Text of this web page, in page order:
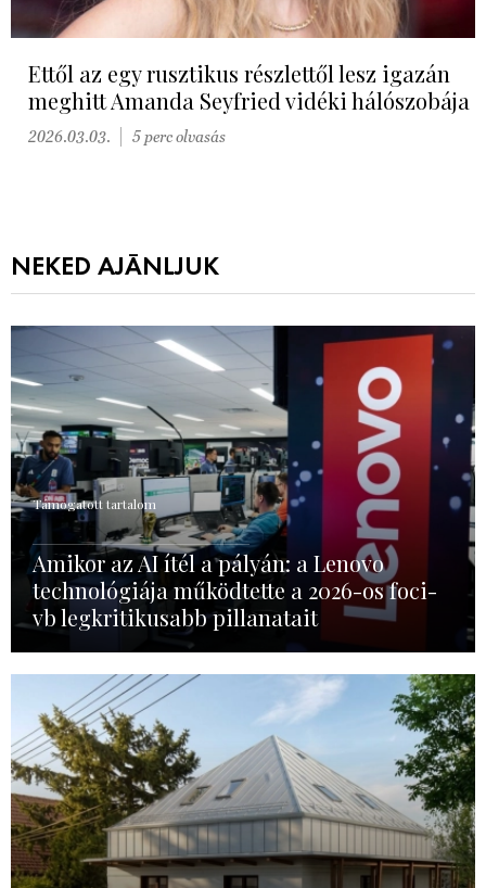
Ettől az egy rusztikus részlettől lesz igazán
meghitt Amanda Seyfried vidéki hálószobája
2026.03.03. 5 perc olvasás
NEKED AJÁNLJUK
Támogatott tartalom
Amikor az AI ítél a pályán: a Lenovo
technológiája működtette a 2026-os foci-
vb legkritikusabb pillanatait